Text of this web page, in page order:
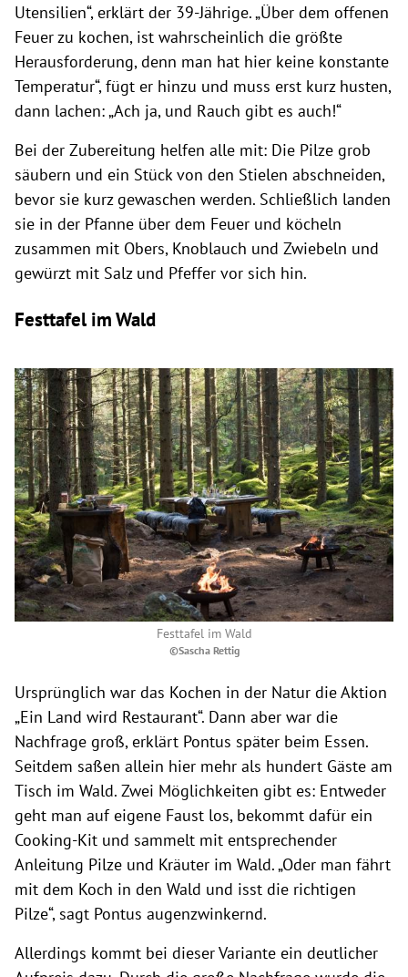
Utensilien“, erklärt der 39-Jährige. „Über dem offenen
Feuer zu kochen, ist wahrscheinlich die größte
Herausforderung, denn man hat hier keine konstante
Temperatur“, fügt er hinzu und muss erst kurz husten,
dann lachen: „Ach ja, und Rauch gibt es auch!“
Bei der Zubereitung helfen alle mit: Die Pilze grob
säubern und ein Stück von den Stielen abschneiden,
bevor sie kurz gewaschen werden. Schließlich landen
sie in der Pfanne über dem Feuer und köcheln
zusammen mit Obers, Knoblauch und Zwiebeln und
gewürzt mit Salz und Pfeffer vor sich hin.
Festtafel im Wald
Festtafel im Wald
©Sascha Rettig
Ursprünglich war das Kochen in der Natur die Aktion
„Ein Land wird Restaurant“. Dann aber war die
Nachfrage groß, erklärt Pontus später beim Essen.
Seitdem saßen allein hier mehr als hundert Gäste am
Tisch im Wald. Zwei Möglichkeiten gibt es: Entweder
geht man auf eigene Faust los, bekommt dafür ein
Cooking-Kit und sammelt mit entsprechender
Anleitung Pilze und Kräuter im Wald. „Oder man fährt
mit dem Koch in den Wald und isst die richtigen
Pilze“, sagt Pontus augenzwinkernd.
Allerdings kommt bei dieser Variante ein deutlicher